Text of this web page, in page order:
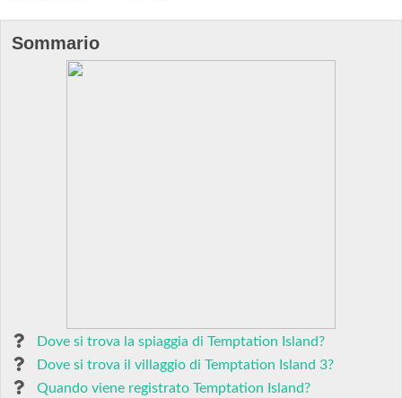
Sommario
Dove si trova la spiaggia di Temptation Island?
Dove si trova il villaggio di Temptation Island 3?
Quando viene registrato Temptation Island?